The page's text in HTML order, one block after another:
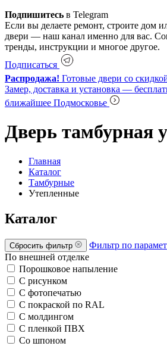
Подпишитесь в Telegram
Если вы делаете ремонт, строите дом
двери — наш канал именно для вас.
тренды, инструкции и многое другое.
Подписаться
Распродажа! Готовые двери со
Замер, доставка и установка —
ближайшее Подмосковье
Дверь тамбурная
Главная
Каталог
Тамбурные
Утепленные
Каталог
Сбросить фильтр
Фильтр по
По внешней отделке
Порошковое напыление
С рисунком
С фотопечатью
С покраской по RAL
С молдингом
С пленкой ПВХ
Со шпоном